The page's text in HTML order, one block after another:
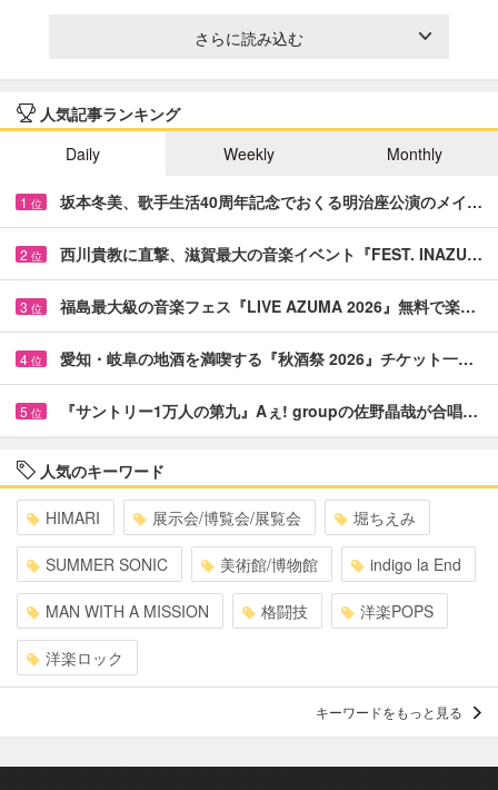
さらに読み込む
人気記事ランキング
Daily
Weekly Monthly
1 位 坂本冬美、歌手生活40周年記念でおくる明治座公演のメイ…
2 位 西川貴教に直撃、滋賀最大の音楽イベント『FEST. INAZU…
3 位 福島最大級の音楽フェス『LIVE AZUMA 2026』無料で楽…
4 位 愛知・岐阜の地酒を満喫する『秋酒祭 2026』チケット一…
5 位 『サントリー1万人の第九』Aぇ! groupの佐野晶哉が合唱…
人気のキーワード
HIMARI 展示会/博覧会/展覧会 堀ちえみ
SUMMER SONIC 美術館/博物館 indigo la End
MAN WITH A MISSION 格闘技 洋楽POPS
洋楽ロック
キーワードをもっと見る